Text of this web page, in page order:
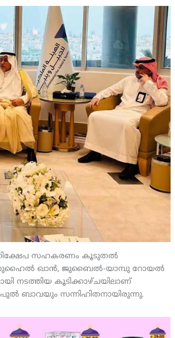
നിക്ഷേപ സഹകരണം കൂടുതല്‍
സുഹൈല്‍ ഖാന്‍, ജുബൈല്‍-യാമ്പു റോയല്‍
നടത്തിയ കൂടിക്കാഴ്ചയിലാണ്
ബാവയും സന്നിഹിതനായിരുന്നു.